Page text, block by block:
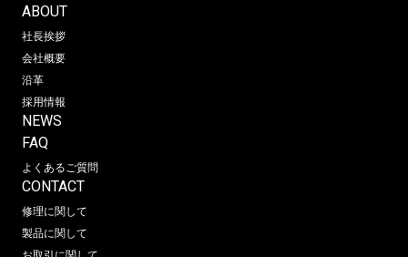
ABOUT
社長挨拶
会社概要
沿革
採用情報
NEWS
FAQ
よくあるご質問
CONTACT
修理に関して
製品に関して
お取引に関して